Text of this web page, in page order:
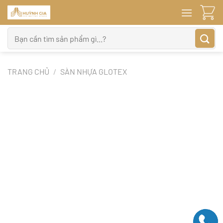
Bỏ
qua
nội
dung
kiếm:
TRANG CHỦ / SÀN NHỰA GLOTEX